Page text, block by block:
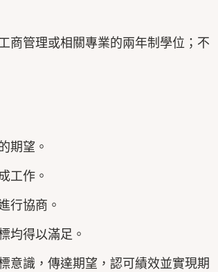
商管理或相關專業的兩年制學位；不
期望。
工作。
行協商。
均得以滿足。
意識，傳達期望，認可績效並實現期